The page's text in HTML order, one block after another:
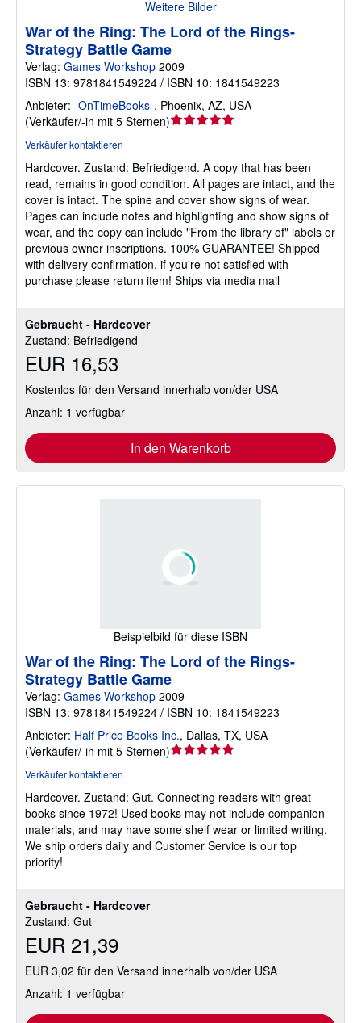
Weitere Bilder
Gebraucht - Hardcover
Zustand: Befriedigend
EUR 16,53
Kostenlos für den Versand innerhalb von/der USA
Anzahl: 1 verfügbar
In den Warenkorb
War of the Ring: The Lord of the Rings-
Strategy Battle Game
Verlag: Games Workshop 2009
ISBN 13: 9781841549224 / ISBN 10: 1841549223
Anbieter: -OnTimeBooks-, Phoenix, AZ, USA
(Verkäufer/-in mit 5 Sternen)Verkäuferbewertung
5
Sternen
Verkäufer kontaktieren
Hardcover. Zustand: Befriedigend. A copy that has been
read, remains in good condition. All pages are intact, and the
cover is intact. The spine and cover show signs of wear.
Pages can include notes and highlighting and show signs of
wear, and the copy can include "From the library of" labels or
previous owner inscriptions. 100% GUARANTEE! Shipped
with delivery confirmation, if you're not satisfied with
purchase please return item! Ships via media mail
Beispielbild für diese ISBN
Gebraucht - Hardcover
Zustand: Gut
EUR 21,39
EUR 3,02 für den Versand innerhalb von/der USA
Anzahl: 1 verfügbar
War of the Ring: The Lord of the Rings-
Strategy Battle Game
Verlag: Games Workshop 2009
ISBN 13: 9781841549224 / ISBN 10: 1841549223
Anbieter: Half Price Books Inc., Dallas, TX, USA
(Verkäufer/-in mit 5 Sternen)Verkäuferbewertung
5
Sternen
Verkäufer kontaktieren
Hardcover. Zustand: Gut. Connecting readers with great
books since 1972! Used books may not include companion
materials, and may have some shelf wear or limited writing.
We ship orders daily and Customer Service is our top
priority!